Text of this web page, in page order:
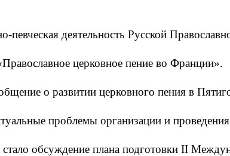
певческая деятельность Русской
церковное пение во Франции».
о развитии церковного пения в
проблемы организации и
стало обсуждение плана подготовки II